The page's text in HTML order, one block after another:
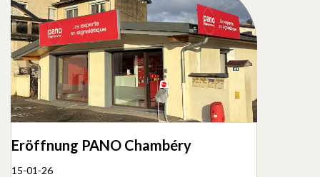
Eröffnung PANO Chambéry
15-01-26